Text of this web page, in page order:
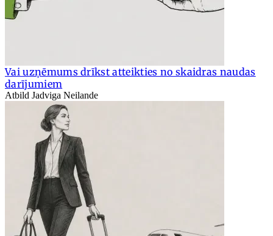
Vai uzņēmums drīkst atteikties no skaidras naudas
darījumiem
Atbild Jadviga Neilande